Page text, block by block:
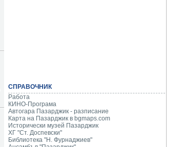
СПРАВОЧНИК
Работа
КИНО-Програма
Автогара Пазарджик - разписание
Карта на Пазарджик в bgmaps.com
Исторически музей Пазарджик
ХГ "Ст. Доспевски"
Библиотека "Н. Фурнаджиев"